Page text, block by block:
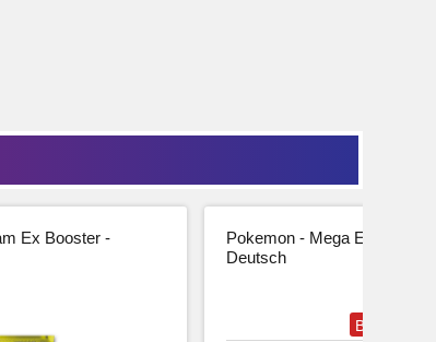
Ex Booster -
Pokemon - Mega
Deutsch
Bestseller